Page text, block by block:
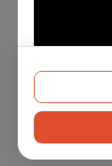
Method 2